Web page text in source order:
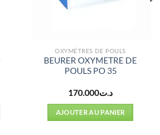
OXYMÈTRES DE POULS
BEURER OXYMETRE DE
POULS PO 35
د.ت170.000
AJOUTER AU PANIER